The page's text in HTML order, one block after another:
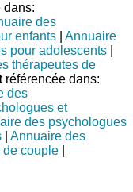
dans:
des
enfants |Annuaire
pour adolescents
thérapeutes de
référencée dans:
des
et
des psychologues
|Annuaire des
de couple